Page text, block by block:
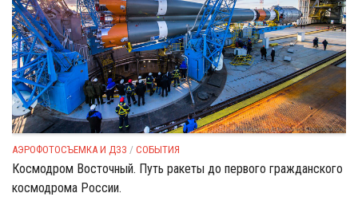
АЭРОФОТОСЪЕМКА И ДЗЗ / СОБЫТИЯ
Космодром Восточный. Путь ракеты до первого гражданского
космодрома России.